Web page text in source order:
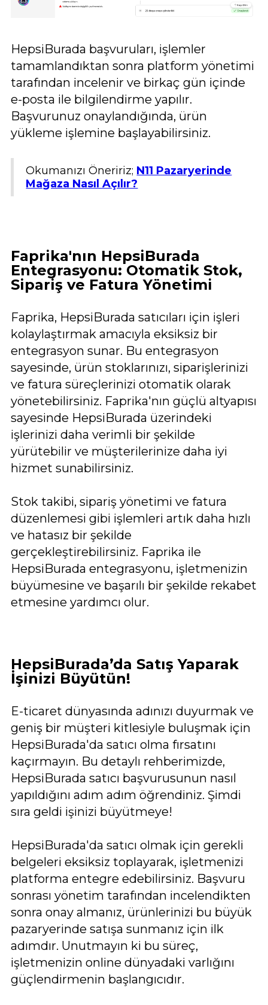
HepsiBurada başvuruları, işlemler
tamamlandıktan sonra platform yönetimi
tarafından incelenir ve birkaç gün içinde
e-posta ile bilgilendirme yapılır.
Başvurunuz onaylandığında, ürün
yükleme işlemine başlayabilirsiniz.
Okumanızı Öneririz; N11 Pazaryerinde
Mağaza Nasıl Açılır?
Faprika'nın HepsiBurada
Entegrasyonu: Otomatik Stok,
Sipariş ve Fatura Yönetimi
Faprika, HepsiBurada satıcıları için işleri
kolaylaştırmak amacıyla eksiksiz bir
entegrasyon sunar. Bu entegrasyon
sayesinde, ürün stoklarınızı, siparişlerinizi
ve fatura süreçlerinizi otomatik olarak
yönetebilirsiniz. Faprika'nın güçlü altyapısı
sayesinde HepsiBurada üzerindeki
işlerinizi daha verimli bir şekilde
yürütebilir ve müşterilerinize daha iyi
hizmet sunabilirsiniz.
Stok takibi, sipariş yönetimi ve fatura
düzenlemesi gibi işlemleri artık daha hızlı
ve hatasız bir şekilde
gerçekleştirebilirsiniz. Faprika ile
HepsiBurada entegrasyonu, işletmenizin
büyümesine ve başarılı bir şekilde rekabet
etmesine yardımcı olur.
HepsiBurada’da Satış Yaparak
İşinizi Büyütün!
E-ticaret dünyasında adınızı duyurmak ve
geniş bir müşteri kitlesiyle buluşmak için
HepsiBurada'da satıcı olma fırsatını
kaçırmayın. Bu detaylı rehberimizde,
HepsiBurada satıcı başvurusunun nasıl
yapıldığını adım adım öğrendiniz. Şimdi
sıra geldi işinizi büyütmeye!
HepsiBurada'da satıcı olmak için gerekli
belgeleri eksiksiz toplayarak, işletmenizi
platforma entegre edebilirsiniz. Başvuru
sonrası yönetim tarafından incelendikten
sonra onay almanız, ürünlerinizi bu büyük
pazaryerinde satışa sunmanız için ilk
adımdır. Unutmayın ki bu süreç,
işletmenizin online dünyadaki varlığını
güçlendirmenin başlangıcıdır.